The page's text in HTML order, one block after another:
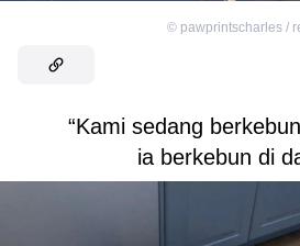
© pawprintscharles /
“Kami sedang
ia berkebun di